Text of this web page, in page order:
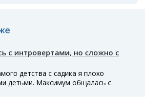
с интровертами, но сложно с
детства с садика я плохо
детьми. Максимум общалась с